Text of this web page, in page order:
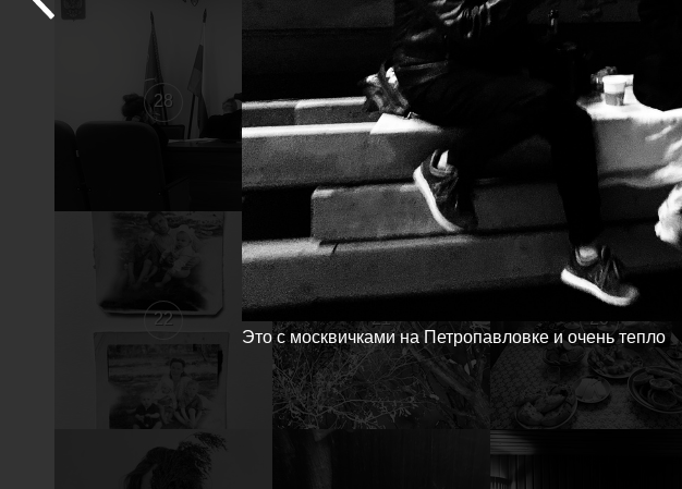
28 27 26
22 21 20
Это с москвичками на Петропавловке и очень тепло